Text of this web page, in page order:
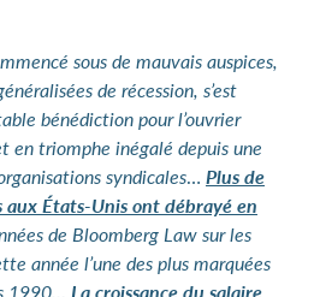
sous de mauvais auspices,
de récession, s’est
bénédiction pour l’ouvrier
en triomphe inégalé depuis une
syndicales… Plus de
États-Unis ont débrayé en
de Bloomberg Law sur les
année l’une des plus marquées